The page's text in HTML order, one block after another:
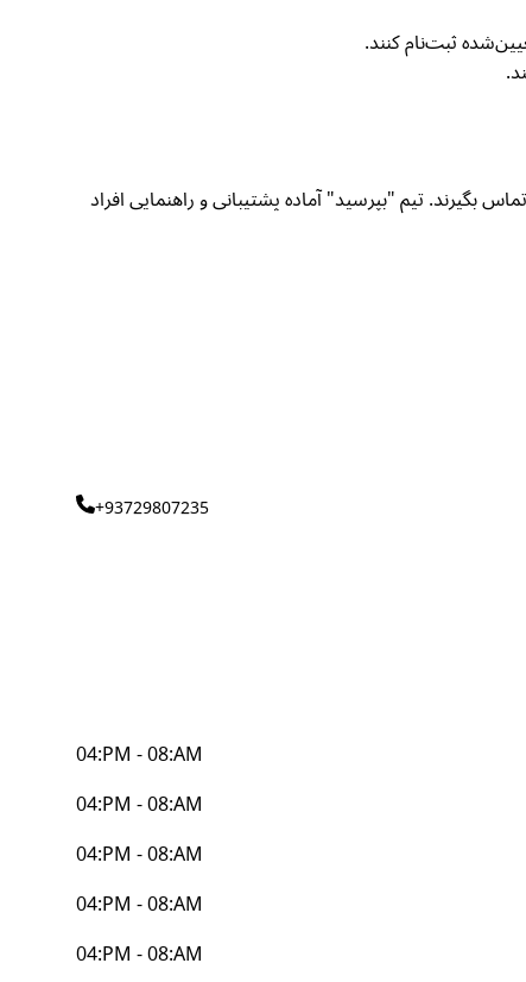
برای پرسش‌ها یا اطلاعات بیشتر، افراد می‌توانند از طریق مسنجر فیسبوک “بپرسید” یا از طریق واتساپ با شماره 0729807235 با IRC تماس بگیرند. تیم "بپرسید" آماده پشتیبانی و راهنمایی افراد
+93729807235
04:PM - 08:AM
04:PM - 08:AM
04:PM - 08:AM
04:PM - 08:AM
04:PM - 08:AM